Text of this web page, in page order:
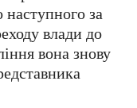
наступного за
влади до
вона знову